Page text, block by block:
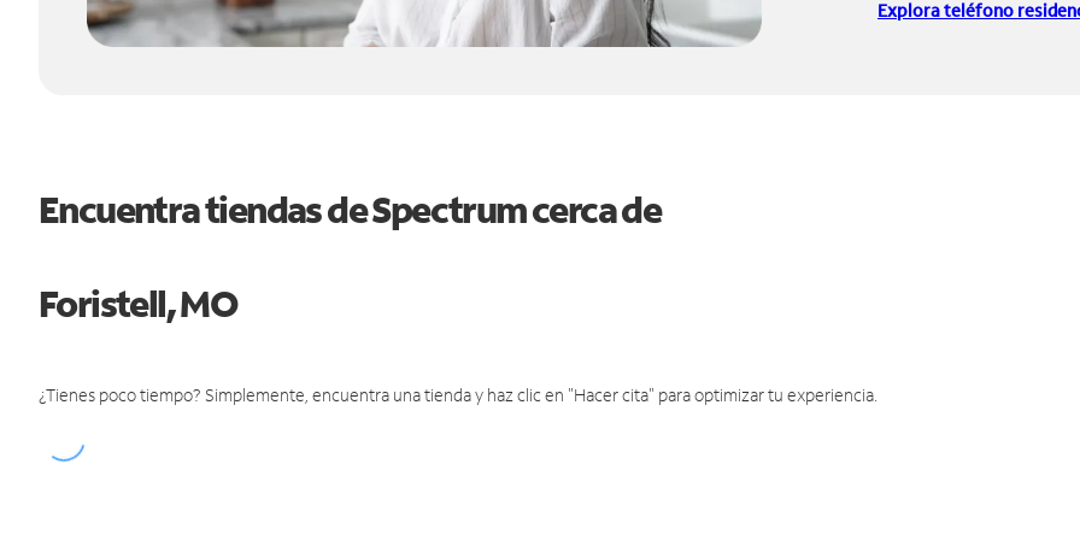
Explora teléfono
Encuentra tiendas de Spectrum cerca de
Foristell, MO
¿Tienes poco tiempo? Simplemente, encuentra una tienda y haz clic en "Hacer cita" para optimizar tu experiencia.